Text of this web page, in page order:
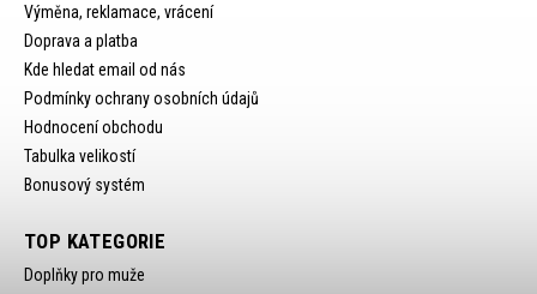
Výměna, reklamace, vrácení
Doprava a platba
Kde hledat email od nás
Podmínky ochrany osobních údajů
Hodnocení obchodu
Tabulka velikostí
Bonusový systém
TOP KATEGORIE
Doplňky pro muže